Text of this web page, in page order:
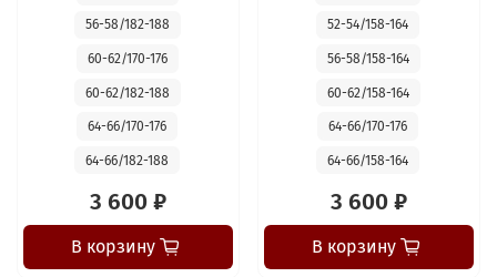
56-58/182-188
60-62/170-176
60-62/182-188
64-66/170-176
64-66/182-188
3 600 ₽
В корзину
52-54/158-164
56-58/158-164
60-62/158-164
64-66/170-176
64-66/158-164
3 600 ₽
В корзину